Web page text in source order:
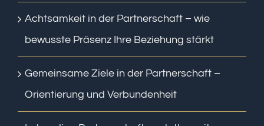
Achtsamkeit in der Partnerschaft – wie
bewusste Präsenz Ihre Beziehung stärkt
Gemeinsame Ziele in der Partnerschaft –
Orientierung und Verbundenheit